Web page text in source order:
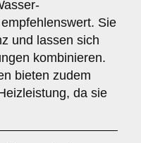
Sie
und lassen sich
kombinieren.
bieten zudem
da sie